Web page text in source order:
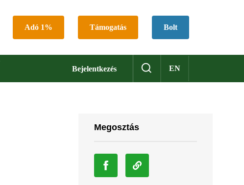
Adó 1% Támogatás Bolt
Bejelentkezés EN
Megosztás